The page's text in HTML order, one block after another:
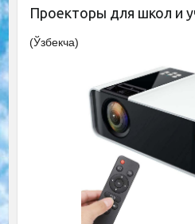
Проекторы для школ и
(Ўзбекча)